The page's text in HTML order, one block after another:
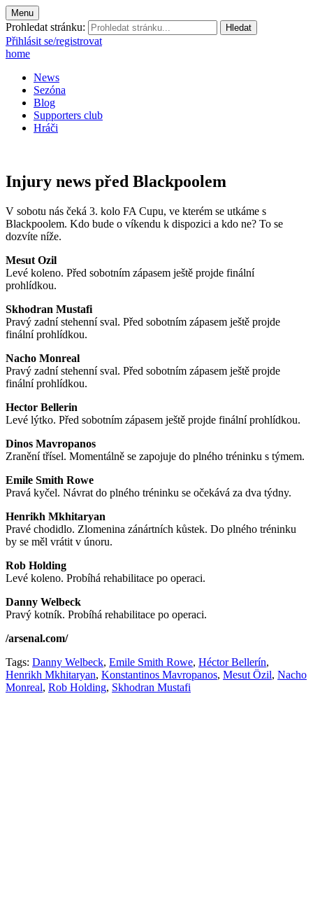
Menu
Prohledat stránku:
Přihlásit se/registrovat
home
News
Sezóna
Blog
Supporters club
Hráči
Injury news před Blackpoolem
V sobotu nás čeká 3. kolo FA Cupu, ve kterém se utkáme s
Blackpoolem. Kdo bude o víkendu k dispozici a kdo ne? To se
dozvíte níže.
Mesut Ozil
Levé koleno. Před sobotním zápasem ještě projde finální
prohlídkou.
Skhodran Mustafi
Pravý zadní stehenní sval. Před sobotním zápasem ještě projde
finální prohlídkou.
Nacho Monreal
Pravý zadní stehenní sval. Před sobotním zápasem ještě projde
finální prohlídkou.
Hector Bellerin
Levé lýtko. Před sobotním zápasem ještě projde finální prohlídkou.
Dinos Mavropanos
Zranění třísel. Momentálně se zapojuje do plného tréninku s týmem.
Emile Smith Rowe
Pravá kyčel. Návrat do plného tréninku se očekává za dva týdny.
Henrikh Mkhitaryan
Pravé chodidlo. Zlomenina zánártních kůstek. Do plného tréninku
by se měl vrátit v únoru.
Rob Holding
Levé koleno. Probíhá rehabilitace po operaci.
Danny Welbeck
Pravý kotník. Probíhá rehabilitace po operaci.
/arsenal.com/
Tags: Danny Welbeck, Emile Smith Rowe, Héctor Bellerín,
Henrikh Mkhitaryan, Konstantinos Mavropanos, Mesut Özil, Nacho
Monreal, Rob Holding, Skhodran Mustafi